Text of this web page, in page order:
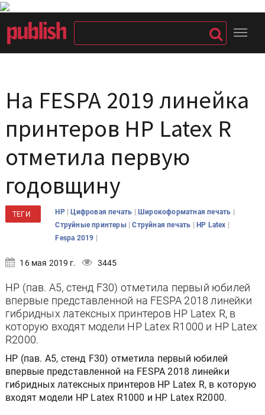
На FESPA 2019 линейка
принтеров HP Latex R
отметила первую
годовщину
ТЕГИ HP |Цифровая печать |Широкоформатная печать |
Струйные принтеры |Струйная печать |HP Latex |
Fespa 2019 |
16 мая 2019 г. 3445
HP (пав. A5, стенд F30) отметила первый юбилей
впервые представленной на FESPA 2018 линейки
гибридных латексных принтеров HP Latex R, в
которую входят модели HP Latex R1000 и HP Latex
R2000.
HP (пав. A5, стенд F30) отметила первый юбилей
впервые представленной на FESPA 2018 линейки
гибридных латексных принтеров HP Latex R, в которую
входят модели HP Latex R1000 и HP Latex R2000.